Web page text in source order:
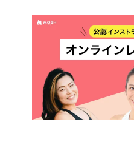
う。教えてくれ
子先生です。今回